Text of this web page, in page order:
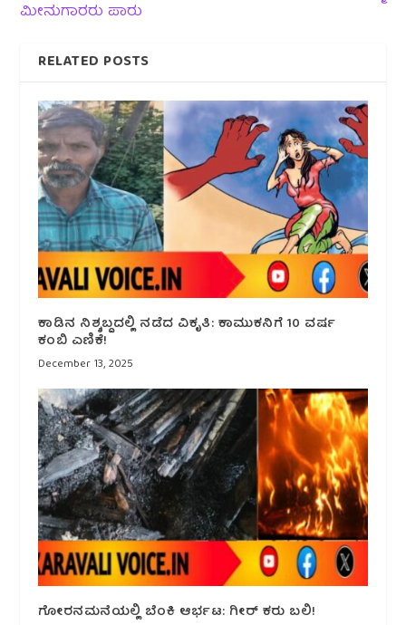
ಮೀನುಗಾರರು ಪಾರು
RELATED POSTS
ಕಾಡಿನ ನಿಶ್ಶಬ್ದದಲ್ಲಿ ನಡೆದ ವಿಕೃತಿ: ಕಾಮುಕನಿಗೆ 10 ವರ್ಷ
ಕಂಬಿ ಎಣಿಕೆ!
December 13, 2025
ಗೋರನಮನೆಯಲ್ಲಿ ಬೆಂಕಿ ಆರ್ಭಟ: ಗೀರ್ ಕರು ಬಲಿ!